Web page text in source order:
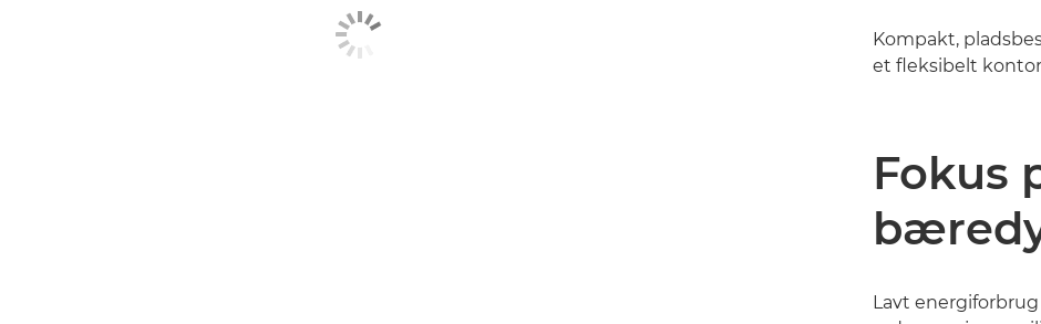
Kompakt,
et fleksibelt
Fokus
Lavt